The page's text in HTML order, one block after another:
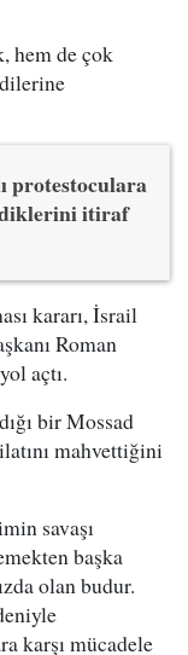
hem de çok
protestoculara
itiraf
kararı, İsrail
Roman
açtı.
bir Mossad
mahvettiğini
savaşı
başka
olan budur.
karşı mücadele